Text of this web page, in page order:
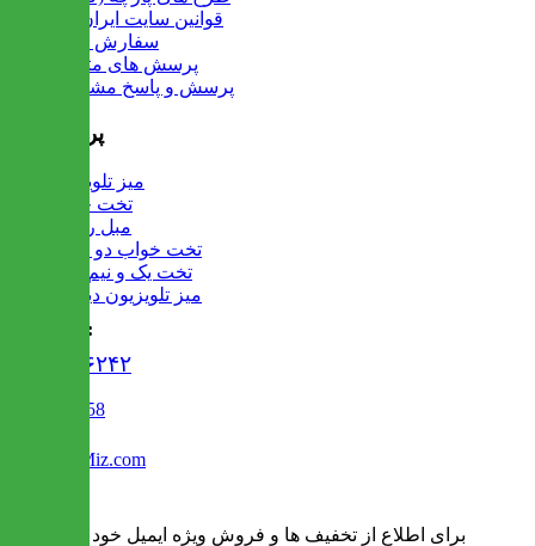
قوانین سایت ایران میز
سفارش عمده
پرسش های متداول
پرسش و پاسخ مشتریان
پرفروش ها
میز تلویزیون
تخت خواب
مبل راحتی
تخت خواب دو طبقه
تخت یک و نیم نفره
میز تلویزیون دیواری
تماس با ما :
۰۲۱۹۱۳۰۶۲۴۲
02122509458
Info@IranMiz.com
برای اطلاع از تخفیف ها و فروش ویژه ایمیل خود را وارد کنید